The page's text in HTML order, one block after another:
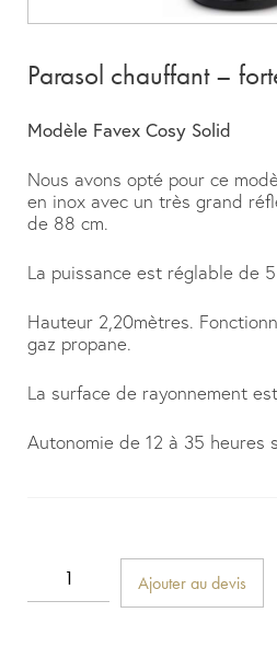
Parasol chauffant –
Modèle Favex Cosy Solid
Nous avons opté pour ce
en inox avec un très grand
de 88 cm.
La puissance est réglable de
Hauteur 2,20mètres.
gaz propane.
La surface de rayonnement
Autonomie de 12 à 35 heures
Ajouter au devis